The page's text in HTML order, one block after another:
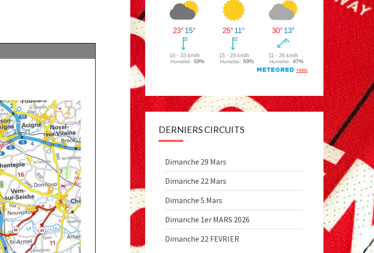
DERNIERS CIRCUITS
Dimanche 29 Mars
Dimanche 22 Mars
Dimanche 5 Mars
Dimanche 1er MARS 2026
Dimanche 22 FEVRIER